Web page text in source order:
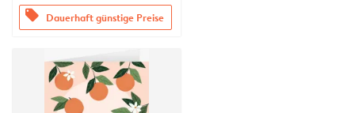
offers Dauerhaft günstige Preise